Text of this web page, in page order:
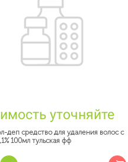
уточняйте
деп средство для удаления волос с
100мл тульская фф